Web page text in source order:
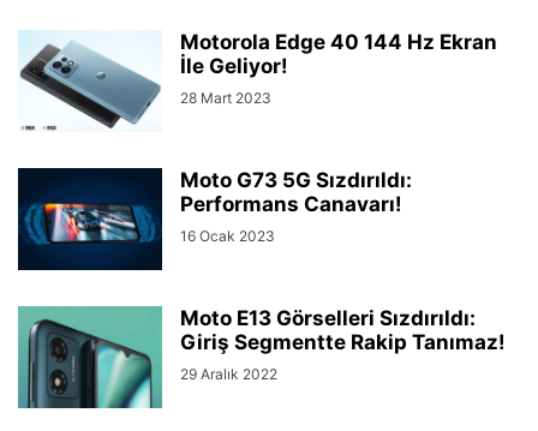
Motorola Edge 40 144 Hz Ekran
İle Geliyor!
28 Mart 2023
Moto G73 5G Sızdırıldı:
Performans Canavarı!
16 Ocak 2023
Moto E13 Görselleri Sızdırıldı:
Giriş Segmentte Rakip Tanımaz!
29 Aralık 2022